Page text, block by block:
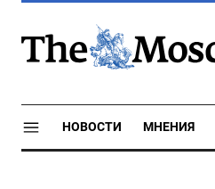
НОВОСТИ МНЕНИЯ